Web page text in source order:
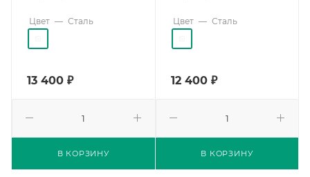
В КОРЗИНУ
Цвет — Сталь
13 400 ₽
В КОРЗИНУ
Цвет — Сталь
12 400₽